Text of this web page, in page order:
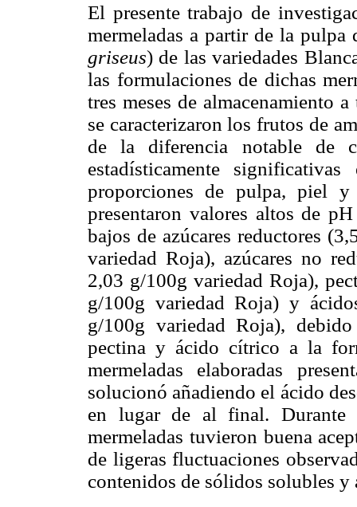
El presente trabajo de
mermeladas a partir de la
griseus) de las variedades
las formulaciones de dichas
tres meses de almacenamiento
se caracterizaron los frutos de
de la diferencia notable de
estadísticamente
proporciones de pulpa, piel
presentaron valores altos de
bajos de azúcares reductores
variedad Roja), azúcares no
2,03 g/100g variedad Roja),
g/100g variedad Roja) y
g/100g variedad Roja),
pectina y ácido cítrico a la
mermeladas elaboradas
solucionó añadiendo el ácido
en lugar de al final. Durante
mermeladas tuvieron buena
de ligeras fluctuaciones
contenidos de sólidos solubles